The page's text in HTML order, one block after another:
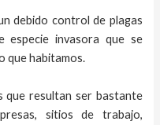
debido control de plagas
especie invasora que se
que habitamos.
que resultan ser bastante
sitios de trabajo,